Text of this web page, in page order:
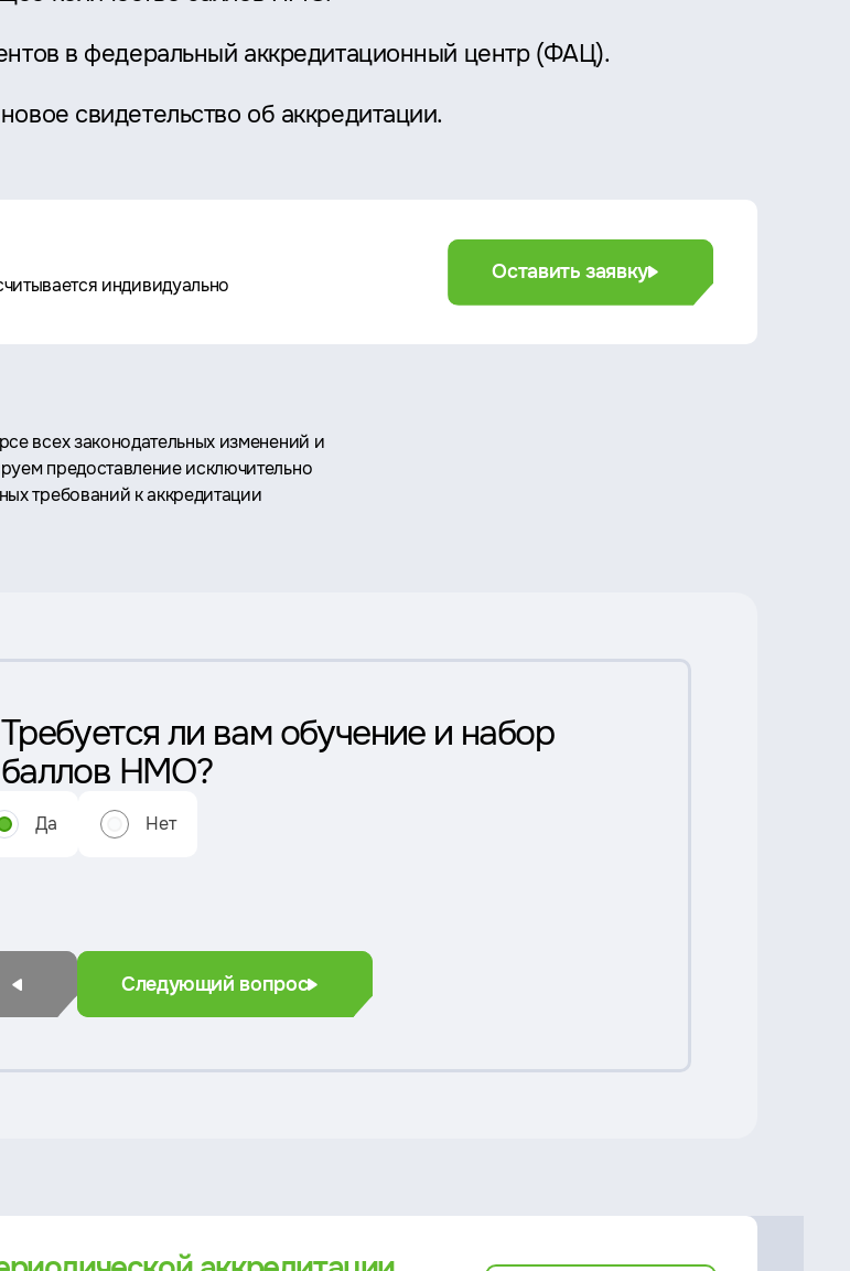
в федеральный аккредитационный центр (ФАЦ).
свидетельство об аккредитации.
индивидуально
Оставить заявку
всех законодательных изменений и
предоставление исключительно
требований к аккредитации
Требуется ли вам обучение и набор
баллов НМО?
Да Нет
Следующий вопрос